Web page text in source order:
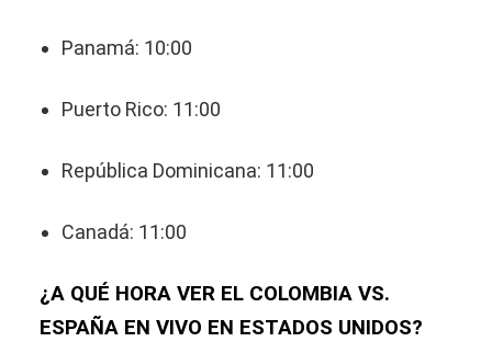
Panamá: 10:00
Puerto Rico: 11:00
República Dominicana: 11:00
Canadá: 11:00
¿A QUÉ HORA VER EL COLOMBIA VS.
ESPAÑA EN VIVO EN ESTADOS UNIDOS?